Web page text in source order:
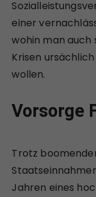
einer
wohin man auch
Krisen
wollen.
Vorsorge
Trotz
Jahren eines